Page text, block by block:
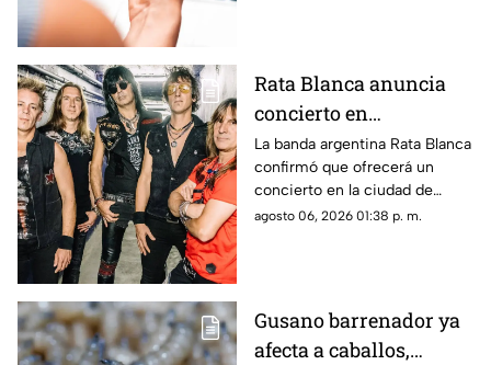
Rata Blanca anuncia
concierto en
Chihuahua; esta es la
fecha confirmada
La banda argentina Rata Blanca
confirmó que ofrecerá un
concierto en la ciudad de
Chihuahua como parte de su
agosto 06, 2026 01:38 p. m.
Gusano barrenador ya
afecta a caballos,